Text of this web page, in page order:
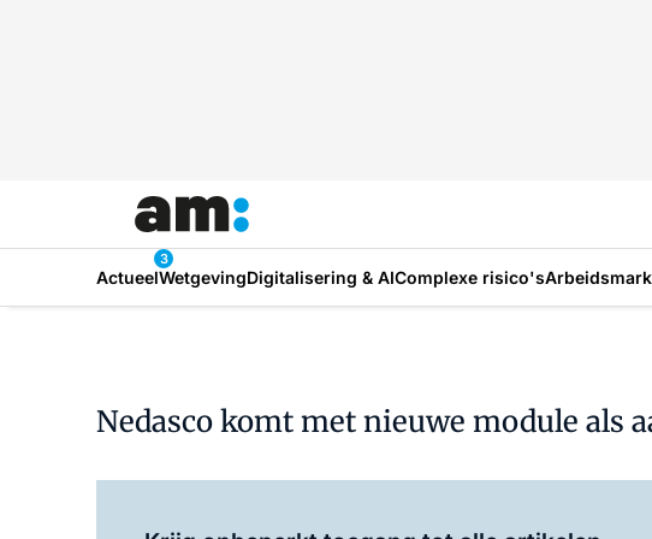
Actueel
3
WetgevingDigitalisering & AIComplexe risico's
Nedasco komt met nieuwe module als